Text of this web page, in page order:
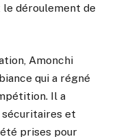
le déroulement de
Amonchi
qui a régné
Il a
et
prises pour